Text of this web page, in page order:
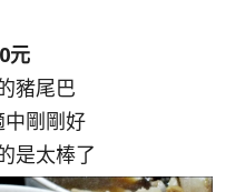
元
豬尾巴
剛剛好
是太棒了